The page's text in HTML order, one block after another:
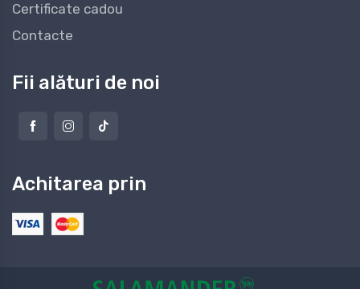
Certificate cadou
Contacte
Fii alături de noi
Achitarea prin